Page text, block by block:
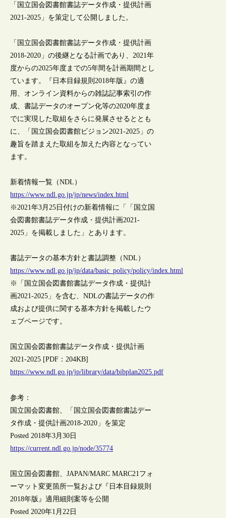
「国立国会図書館書誌データ作成・提供計画
2021-2025」を策定して公開しました。
「国立国会図書館書誌データ作成・提供計画
2018-2020」の後継となる計画であり、2021年
度からの2025年度までの5年間を計画期間とし
ています。『日本目録規則2018年版』の適
用、オンライン資料からの雑誌記事索引の作
成、書誌データのオープン化等の2020年度ま
でに実現した取組をさらに発展させるととも
に、「国立国会図書館ビジョン2021-2025」の
趣旨を踏まえた取組を加えた内容となってい
ます。
新着情報一覧（NDL）
https://www.ndl.go.jp/jp/news/index.html
※2021年3月25日付けの新着情報に「「国立国
会図書館書誌データ作成・提供計画2021-
2025」を掲載しました」とあります。
書誌データの基本方針と書誌調整（NDL）
https://www.ndl.go.jp/jp/data/basic_policy/policy/index.html
※「国立国会図書館書誌データ作成・提供計
画2021-2025」を含む、NDLの書誌データの作
成および提供に関する基本方針を掲載したウ
ェブページです。
国立国会図書館書誌データ作成・提供計画
2021-2025 [PDF：204KB]
https://www.ndl.go.jp/jp/library/data/bibplan2025.pdf
参考：
国立国会図書館、「国立国会図書館書誌デー
タ作成・提供計画2018-2020」を策定
Posted 2018年3月30日
https://current.ndl.go.jp/node/35774
国立国会図書館、JAPAN/MARC MARC21フォ
ーマット変更箇所一覧および『日本目録規則
2018年版』適用細則案等を公開
Posted 2020年1月22日